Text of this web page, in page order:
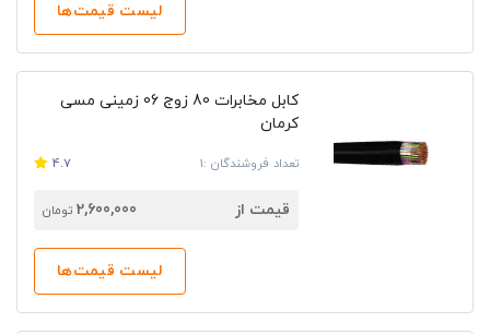
لیست قیمت‌ها
کابل مخابرات 80 زوج 06 زمینی مسی
کرمان
تعداد فروشندگان :1 4.7
قیمت از 2,600,000 تومان
لیست قیمت‌ها